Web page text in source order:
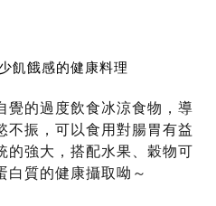
飢餓感的健康料理
覺的過度飲食冰涼食物，導
不振，可以食用對腸胃有益
的強大，搭配水果、穀物可
白質的健康攝取呦～